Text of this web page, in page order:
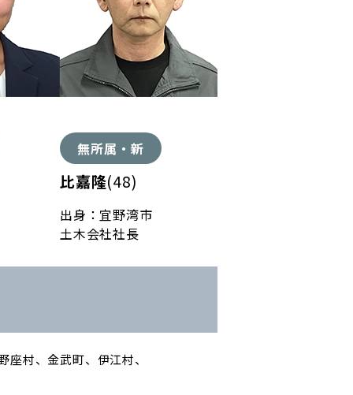
無所属・新
比嘉隆(48)
出身：宜野湾市
土木会社社長
村、金武町、伊江村、